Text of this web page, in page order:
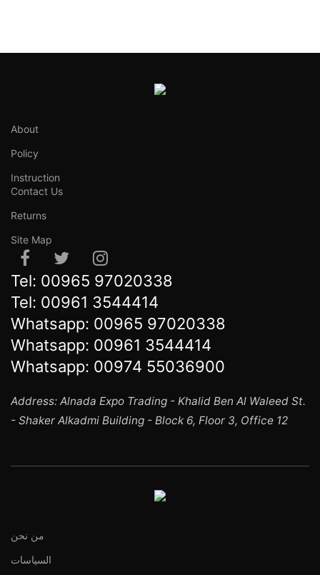
About
Policy
Instruction
Contact Us
Returns
Site Map
Tel: 00965 97020338
Tel: 00961 3544414
Whatsapp: 00965 97020338
Whatsapp: 00961 3544414
Whatsapp: 00974 55036900
Address: Alnada Expo Trading - Khalid Ben Al Waleed St.
- Shaker Alkadmi Building - Block 6, Floor 3, Office 12
من نحن
السياسات